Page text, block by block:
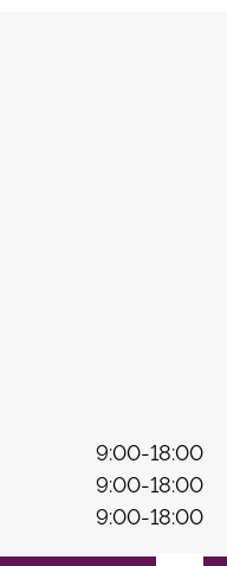
9:00-18:00
9:00-18:00
9:00-18:00